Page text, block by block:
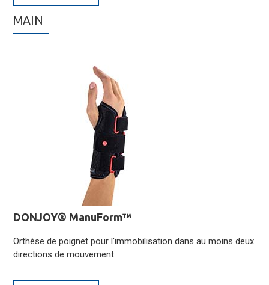
MAIN
DONJOY® ManuForm™
Orthèse de poignet pour l'immobilisation dans au moins deux
directions de mouvement.